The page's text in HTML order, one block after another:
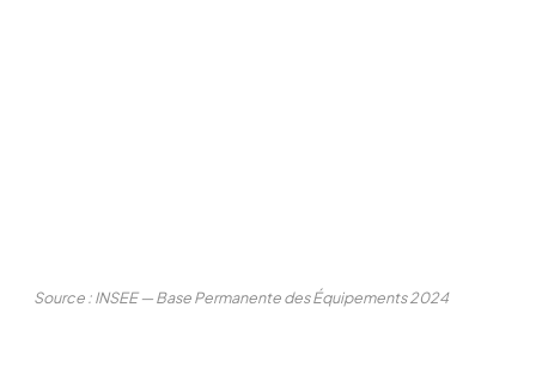
Source : INSEE — Base Permanente des Équipements 2024